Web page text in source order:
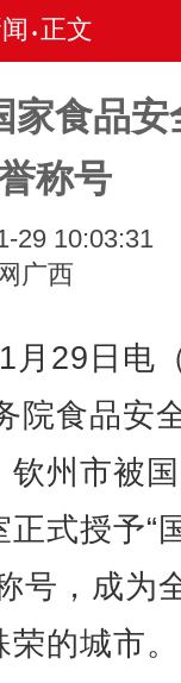
• 正文
家食品安
称号
29 10:03:31
广西
29日电
院食品安
钦州市被
式授予“
号，成为
的城市。